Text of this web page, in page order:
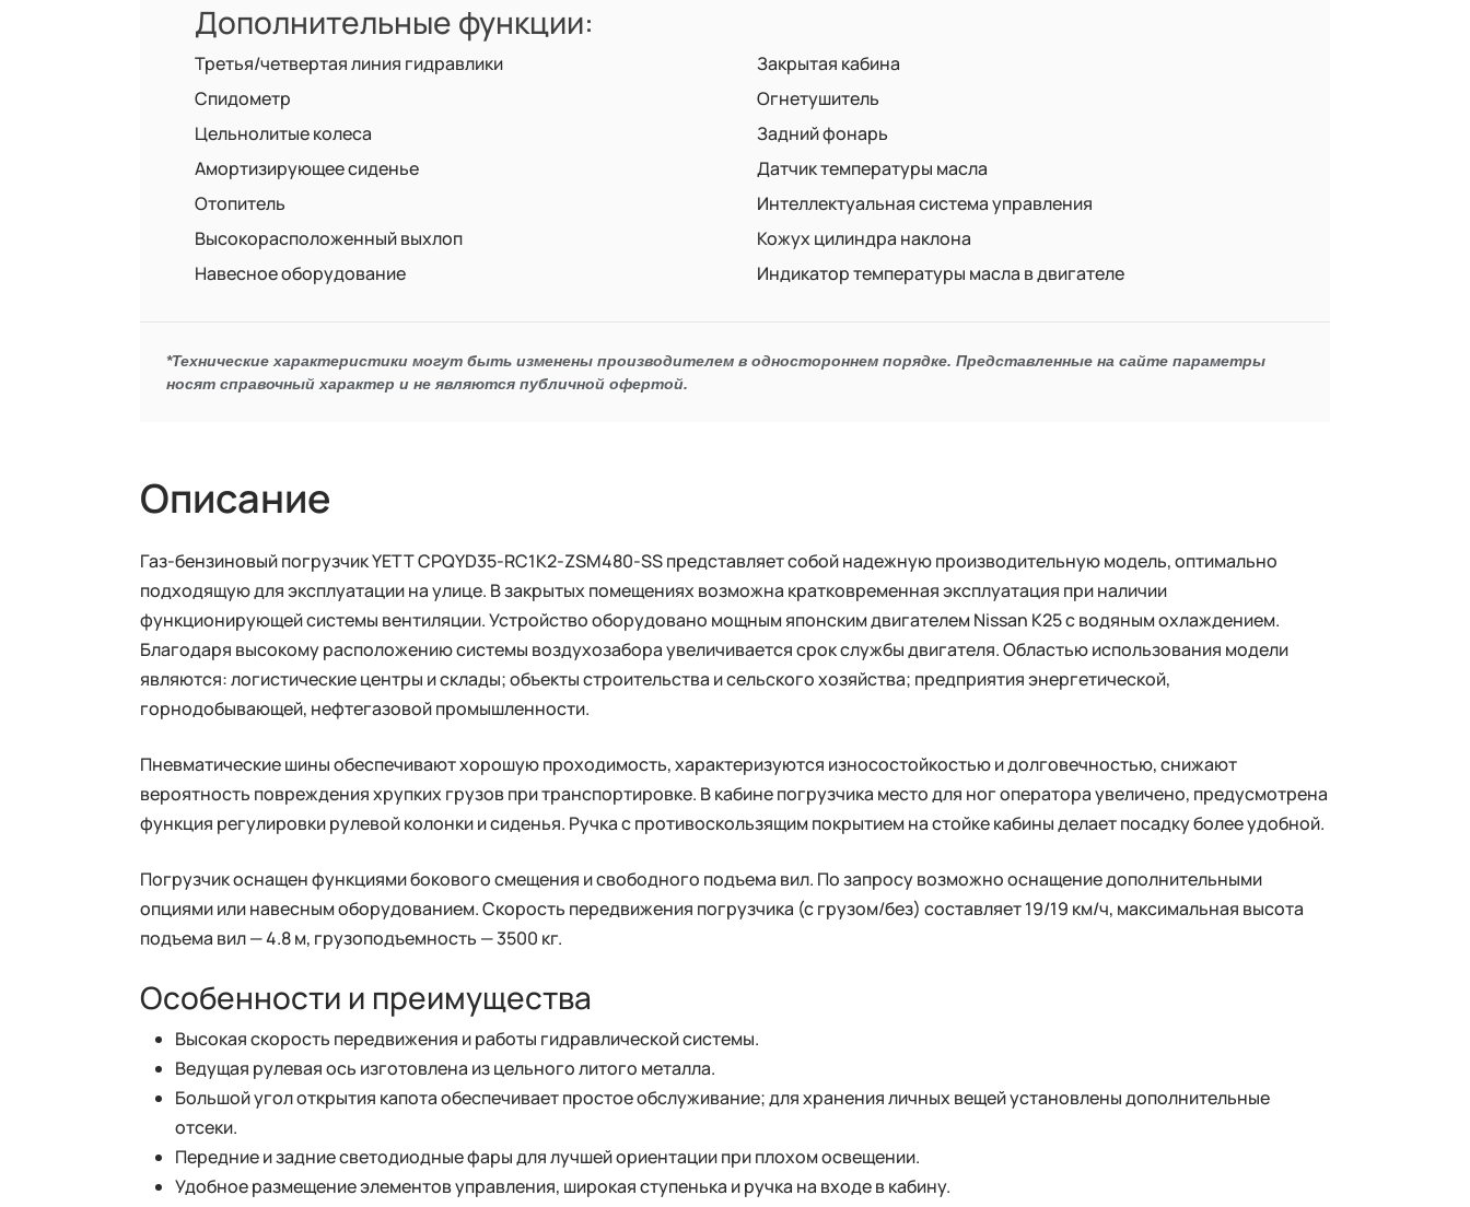
Дополнительные функции:
Третья/четвертая линия гидравлики
Закрытая кабина
Спидометр
Огнетушитель
Цельнолитые колеса
Задний фонарь
Амортизирующее сиденье
Датчик температуры масла
Отопитель
Интеллектуальная система управления
Высокорасположенный выхлоп
Кожух цилиндра наклона
Навесное оборудование
Индикатор температуры масла в двигателе
*Технические характеристики могут быть изменены производителем в одностороннем порядке. Представленные на сайте параметры
носят справочный характер и не являются публичной офертой.
Описание
Газ-бензиновый погрузчик YETT CPQYD35-RC1K2-ZSM480-SS представляет собой надежную производительную модель, оптимально
подходящую для эксплуатации на улице. В закрытых помещениях возможна кратковременная эксплуатация при наличии
функционирующей системы вентиляции. Устройство оборудовано мощным японским двигателем Nissan K25 с водяным охлаждением.
Благодаря высокому расположению системы воздухозабора увеличивается срок службы двигателя. Областью использования модели
являются: логистические центры и склады; объекты строительства и сельского хозяйства; предприятия энергетической,
горнодобывающей, нефтегазовой промышленности.
Пневматические шины обеспечивают хорошую проходимость, характеризуются износостойкостью и долговечностью, снижают
вероятность повреждения хрупких грузов при транспортировке. В кабине погрузчика место для ног оператора увеличено, предусмотрена
функция регулировки рулевой колонки и сиденья. Ручка с противоскользящим покрытием на стойке кабины делает посадку более удобной.
Погрузчик оснащен функциями бокового смещения и свободного подъема вил. По запросу возможно оснащение дополнительными
опциями или навесным оборудованием. Скорость передвижения погрузчика (с грузом/без) составляет 19/19 км/ч, максимальная высота
подъема вил — 4.8 м, грузоподъемность — 3500 кг.
Особенности и преимущества
Высокая скорость передвижения и работы гидравлической системы.
Ведущая рулевая ось изготовлена из цельного литого металла.
Большой угол открытия капота обеспечивает простое обслуживание; для хранения личных вещей установлены дополнительные
отсеки.
Передние и задние светодиодные фары для лучшей ориентации при плохом освещении.
Удобное размещение элементов управления, широкая ступенька и ручка на входе в кабину.